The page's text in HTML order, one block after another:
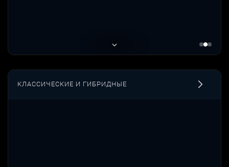
КЛАССИЧЕСКИЕ И ГИБРИДНЫЕ